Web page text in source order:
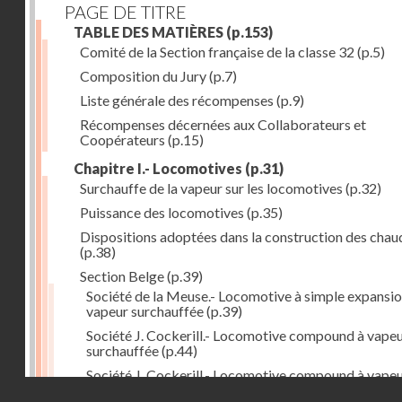
PAGE DE TITRE
TABLE DES MATIÈRES (p.153)
Comité de la Section française de la classe 32 (p.5)
Composition du Jury(p.7)
Liste générale des récompenses (p.9)
Récompenses décernées aux Collaborateurs et
Coopérateurs (p.15)
Chapitre I.- Locomotives (p.31)
Surchauffe de la vapeur sur les locomotives (p.32)
Puissance des locomotives (p.35)
Dispositions adoptées dans la construction des
(p.38)
Section Belge(p.39)
Société de la Meuse.- Locomotive à simple
vapeur surchauffée(p.39)
Société J. Cockerill.- Locomotive compound à
surchauffée(p.44)
Société J. Cockerill.- Locomotive compound à